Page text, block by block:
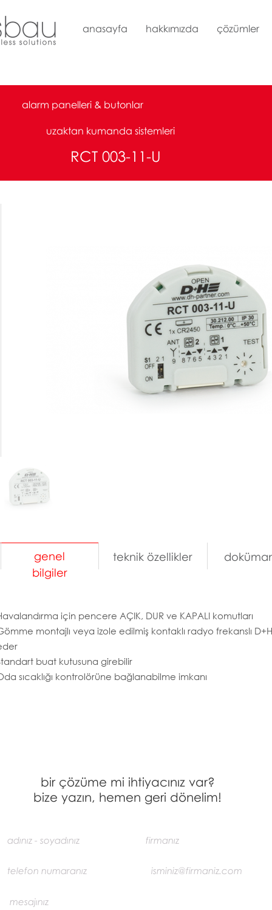
anasayfa hakkımızda çözümler
alarm panelleri & butonlar
uzaktan kumanda sistemleri
RCT 003-11-U
genel
bilgiler
teknik özellikler
için pencere AÇIK, DUR ve KAPALI komutları
montajlı veya izole edilmiş kontaklı radyo frekanslı
buat kutusuna girebilir
sıcaklığı kontrolörüne bağlanabilme imkanı
bir çözüme mi ihtiyacınız var?
bize yazın, hemen geri dönelim!